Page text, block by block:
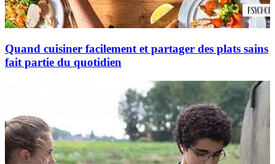
Quand cuisiner facilement et partager des plats sains
fait partie du quotidien